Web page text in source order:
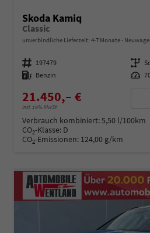
Skoda Kamiq
Classic
unverbindliche Lieferzeit: 4-7 Monate
Fahrzeugnummer 197479 Getriebe
Kraftstoff Benzin Leistung
21.450,– €
incl. 19% MwSt.
Verbrauch kombiniert:5,50 l/100km
CO2-Klasse: D
CO2-Emissionen: 124,00 g/km